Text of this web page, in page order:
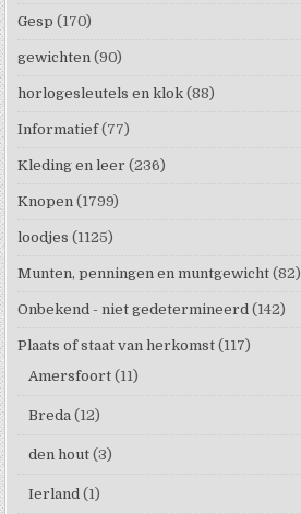
Gesp (170)
gewichten (90)
horlogesleutels en klok (88)
Informatief (77)
Kleding en leer (236)
Knopen (1799)
loodjes (1125)
Munten, penningen en muntgewicht (82)
Onbekend - niet gedetermineerd (142)
Plaats of staat van herkomst (117)
Amersfoort (11)
Breda (12)
den hout (3)
Ierland (1)